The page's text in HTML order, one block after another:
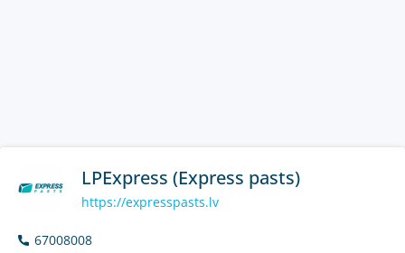
LPExpress (Express pasts)
https://expresspasts.lv
67008008